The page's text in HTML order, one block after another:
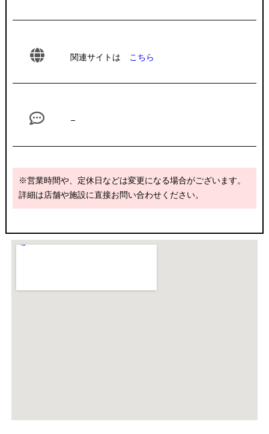
関連サイトは こちら
–
※営業時間や、定休日などは変更になる場合がございます。
詳細は店舗や施設に直接お問い合わせください。